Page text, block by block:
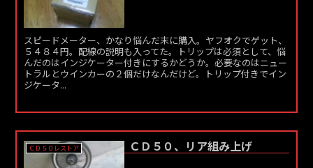
スピードメーター、かなり悩んだ末に購入。ヤフオクでゲット、
５４８４円。配線の説明も入ってた。トリップは必須として、悩
んだのはインジケーター付きにするかどうか。必要なのはニュー
トラルとウインカーの２個だけなんだけど。トリップ付きでイン
ジケータ...
ＣＤ５０レストア ＣＤ５０、リア組み上げ